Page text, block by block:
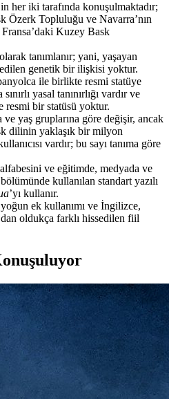
her iki tarafında konuşulmaktadır;
Özerk Topluluğu ve Navarra’nın
Fransa’daki Kuzey Bask
tanımlanır; yani, yaşayan
genetik bir ilişkisi yoktur.
ile birlikte resmi statüye
yasal tanınırlığı vardır ve
resmi bir statüsü yoktur.
yaş gruplarına göre değişir, ancak
dilinin yaklaşık bir milyon
vardır; bu sayı tanıma göre
ve eğitimde, medyada ve
kullanılan standart yazılı
’yı kullanır.
ek kullanımı ve İngilizce,
oldukça farklı hissedilen fiil